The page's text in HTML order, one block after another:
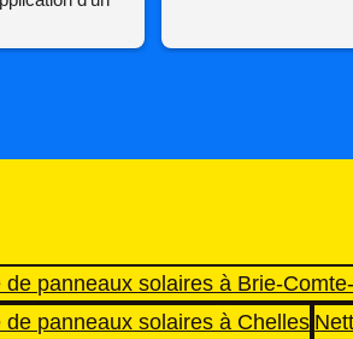
beaucoup.
de panneaux solaires à Brie-
de panneaux solaires à Chelles